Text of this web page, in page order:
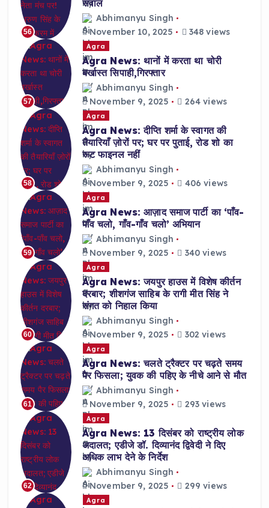
56
सवाल
Abhimanyu Singh
November 10, 2025
348 views
57
Agra
Agra News: थानों में करता था चोरी
बर्खास्त सिपाही,गिरफ्तार
Abhimanyu Singh
November 9, 2025
264 views
58
Agra
Agra News: दीप्ति शर्मा के स्वागत की
तैयारियाँ ज़ोरों पर; घर पर पुताई, रोड शो का
रूट फाइनल नहीं
Abhimanyu Singh
November 9, 2025
406 views
59
Agra
Agra News: आज़ाद समाज पार्टी का ‘पाँव-
पाँव चलो, गाँव-गाँव चलो’ अभियान
Abhimanyu Singh
November 9, 2025
340 views
60
Agra
Agra News: जयपुर हाउस में विशेष कीर्तन
दरबार; शीशगंज साहिब के रागी मीत सिंह ने
संगत को निहाल किया
Abhimanyu Singh
November 9, 2025
302 views
61
Agra
Agra News: चलते ट्रैक्टर पर चढ़ते समय
पैर फिसला; युवक की पहिए के नीचे आने से मौत
Abhimanyu Singh
November 9, 2025
293 views
62
Agra
Agra News: 13 दिसंबर को राष्ट्रीय लोक
अदालत; एडीजे डॉ. दिव्यानंद द्विवेदी ने दिए
अधिक लाभ देने के निर्देश
Abhimanyu Singh
November 9, 2025
299 views
Agra